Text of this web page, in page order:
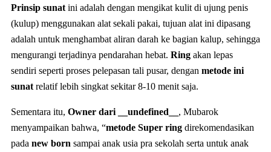
Prinsip sunat ini adalah dengan mengikat kulit di ujung penis
(kulup) menggunakan alat sekali pakai, tujuan alat ini dipasang
adalah untuk menghambat aliran darah ke bagian kalup, sehingga
mengurangi terjadinya pendarahan hebat. Ring akan lepas
sendiri seperti proses pelepasan tali pusar, dengan metode ini
sunat relatif lebih singkat sekitar 8-10 menit saja.
Sementara itu, Owner dari __undefined__ , Mubarok
menyampaikan bahwa, “metode Super ring direkomendasikan
pada new born sampai anak usia pra sekolah serta untuk anak